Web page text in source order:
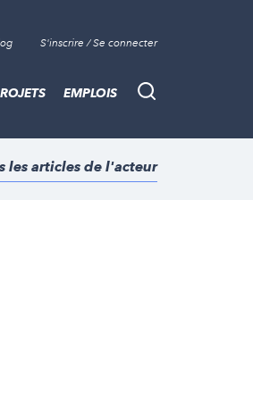
S'inscrire / Se connecter
Recherche
EMPLOIS
les articles de l'acteur